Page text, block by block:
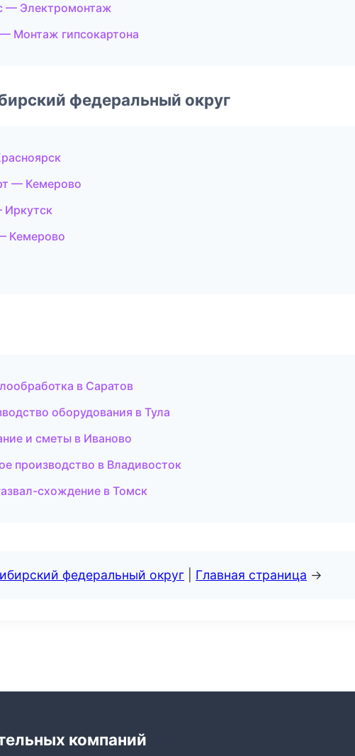
— Электромонтаж
Монтаж гипсокартона
федеральный округ
— Кемерово
Иркутск
Кемерово
в Саратов
оборудования в Тула
и сметы в Иваново
производство в Владивосток
схождение в Томск
федеральный округ Главная страница →
компаний